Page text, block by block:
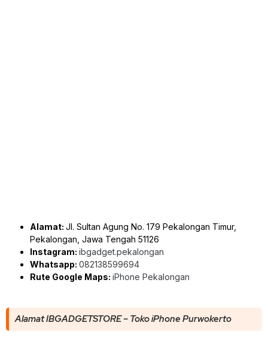
Alamat: Jl. Sultan Agung No. 179 Pekalongan Timur,
Pekalongan, Jawa Tengah 51126
Instagram: ibgadget.pekalongan
Whatsapp: 082138599694
Rute Google Maps: iPhone Pekalongan
Alamat IBGADGETSTORE – Toko iPhone Purwokerto